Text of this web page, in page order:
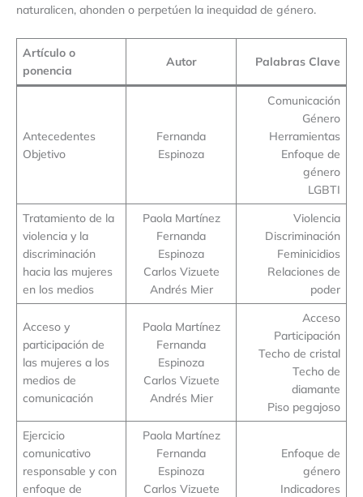
naturalicen, ahonden o perpetúen la inequidad de género.
Artículo o
ponencia
Autor Palabras Clave
Antecedentes
Objetivo
Fernanda
Espinoza
Comunicación
Género
Herramientas
Enfoque de
género
LGBTI
Tratamiento de la
violencia y la
discriminación
hacia las mujeres
en los medios
Paola Martínez
Fernanda
Espinoza
Carlos Vizuete
Andrés Mier
Violencia
Discriminación
Feminicidios
Relaciones de
poder
Acceso y
participación de
las mujeres a los
medios de
comunicación
Paola Martínez
Fernanda
Espinoza
Carlos Vizuete
Andrés Mier
Acceso
Participación
Techo de cristal
Techo de
diamante
Piso pegajoso
Ejercicio
comunicativo
responsable y con
enfoque de
Paola Martínez
Fernanda
Espinoza
Carlos Vizuete
Enfoque de
género
Indicadores